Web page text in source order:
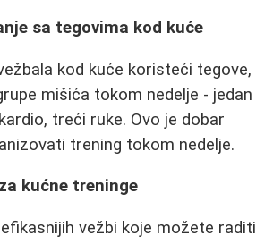
sa tegovima kod kuće
kod kuće koristeći tegove,
mišića tokom nedelje - jedan
treći ruke. Ovo je dobar
trening tokom nedelje.
kućne treninge
vežbi koje možete raditi